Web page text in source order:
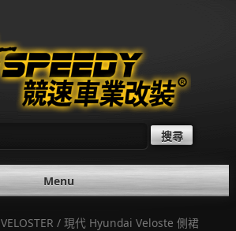
Menu
VELOSTER / 現代 Hyundai Veloste 側裙